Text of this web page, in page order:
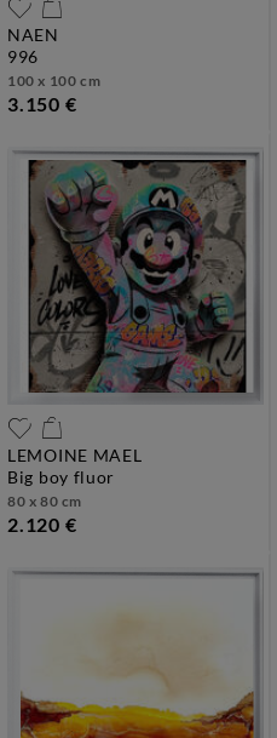
NAEN
996
100 x 100 cm
3.150 €
LEMOINE MAEL
big boy fluor
80 x 80 cm
2.120 €